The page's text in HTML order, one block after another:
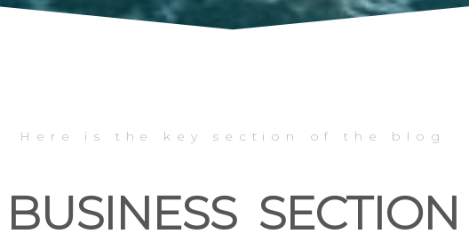
Here is the key section of the blog
BUSINESS SECTION